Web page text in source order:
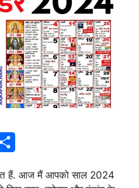
a
हैं. आज मैं आपको साल 2024